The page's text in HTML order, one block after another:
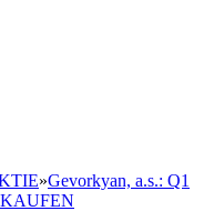
»Gevorkyan, a.s.: Q1
KAUFEN